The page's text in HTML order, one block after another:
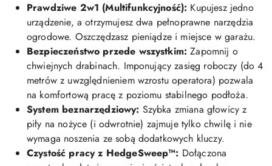
Prawdziwe 2w1 (Multifunkcyjność): Kupujesz jedno
urządzenie, a otrzymujesz dwa pełnoprawne narzędzia
ogrodowe. Oszczędzasz pieniądze i miejsce w garażu.
Bezpieczeństwo przede wszystkim: Zapomnij o
chwiejnych drabinach. Imponujący zasięg roboczy (do 4
metrów z uwzględnieniem wzrostu operatora) pozwala
na komfortową pracę z poziomu stabilnego podłoża.
System beznarzędziowy: Szybka zmiana głowicy z
piły na nożyce (i odwrotnie) zajmuje tylko chwilę i nie
wymaga noszenia ze sobą dodatkowych kluczy.
Czystość pracy z HedgeSweep™: Dołączona